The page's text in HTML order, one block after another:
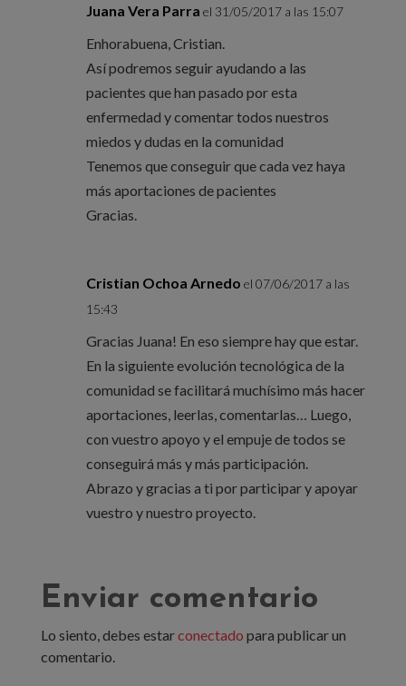
Juana Vera Parra el 31/05/2017 a las 15:07
Enhorabuena, Cristian.
Así podremos seguir ayudando a las
pacientes que han pasado por esta
enfermedad y comentar todos nuestros
miedos y dudas en la comunidad
Tenemos que conseguir que cada vez haya
más aportaciones de pacientes
Gracias.
Cristian Ochoa Arnedo el 07/06/2017 a las
15:43
Gracias Juana! En eso siempre hay que estar.
En la siguiente evolución tecnológica de la
comunidad se facilitará muchísimo más hacer
aportaciones, leerlas, comentarlas… Luego,
con vuestro apoyo y el empuje de todos se
conseguirá más y más participación.
Abrazo y gracias a ti por participar y apoyar
vuestro y nuestro proyecto.
Enviar comentario
Lo siento, debes estarconectado para publicar un
comentario.